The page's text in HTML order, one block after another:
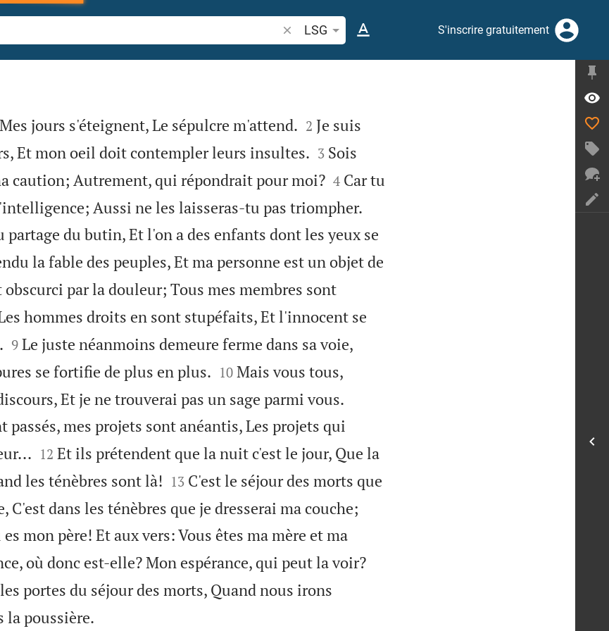
Recherche d'un verset biblique ou mot
LSG S'inscrire gratuitement
jours s'éteignent, Le sépulcre m'attend.
2 Je suis
Et mon oeil doit contempler leurs insultes.
3 Sois
caution; Autrement, qui répondrait pour moi?
4 Car tu
Aussi ne les laisseras-tu pas triompher.
partage du butin, Et l'on a des enfants dont les yeux se
la fable des peuples, Et ma personne est un objet de
par la douleur; Tous mes membres sont
hommes droits en sont stupéfaits, Et l'innocent se

9 Le juste néanmoins demeure ferme dans sa voie,
se fortifie de plus en plus.
10 Mais vous tous,
Et je ne trouverai pas un sage parmi vous.
passés, mes projets sont anéantis, Les projets qui

12 Et ils prétendent que la nuit c'est le jour, Que la
les ténèbres sont là!
13 C'est le séjour des morts que
C'est dans les ténèbres que je dresserai ma couche;
mon père! Et aux vers: Vous êtes ma mère et ma
où donc est-elle? Mon espérance, qui peut la voir?
portes du séjour des morts, Quand nous irons
la poussière.